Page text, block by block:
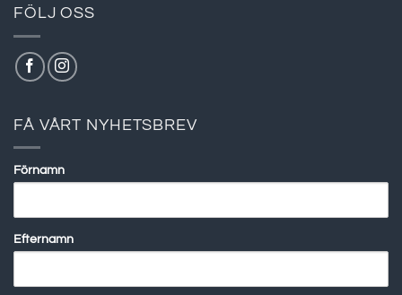
FÖLJ OSS
FÅ VÅRT NYHETSBREV
Förnamn
Efternamn